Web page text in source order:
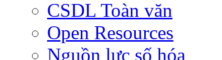
CSDL Toàn văn
Open Resources
Nguồn lực số hóa